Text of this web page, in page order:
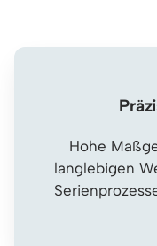
Hohe
langlebigen